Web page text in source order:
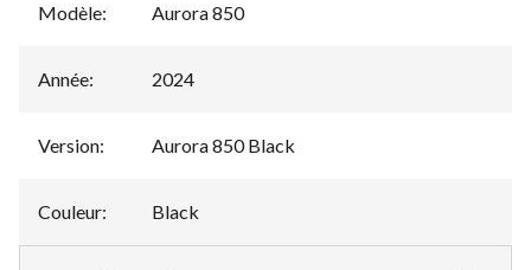
Modèle: Aurora 850
Année: 2024
Version: Aurora 850 Black
Couleur: Black